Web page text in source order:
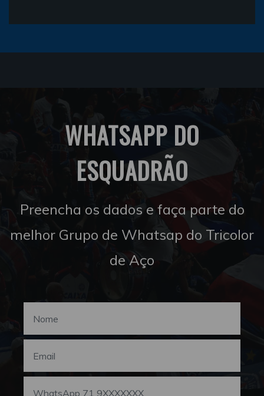
WHATSAPP DO
ESQUADRÃO
Preencha os dados e faça parte do
melhor Grupo de Whatsap do Tricolor
de Aço